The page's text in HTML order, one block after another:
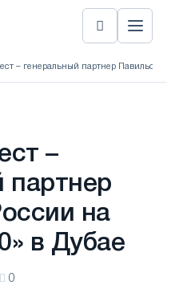
– генеральный партнер Павильона
–
партнер
на
в Дубае
0